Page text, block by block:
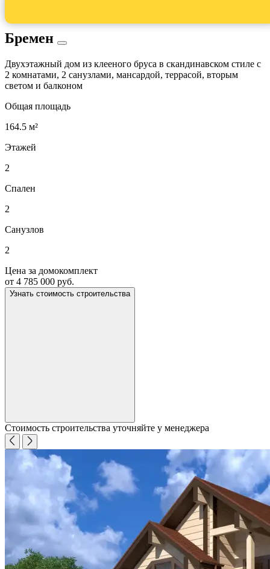
Бремен
Двухэтажный дом из клееного бруса в скандинавском стиле с
2 комнатами, 2 санузлами, мансардой, террасой, вторым
светом и балконом
Общая площадь
164.5 м²
Этажей
2
Спален
2
Санузлов
2
Цена за домокомплект
от 4 785 000 руб.
Узнать стоимость строительства
Стоимость строительства уточняйте у менеджера